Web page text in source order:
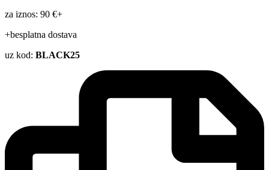
za iznos: 90 €+
+besplatna dostava
uz kod: BLACK25